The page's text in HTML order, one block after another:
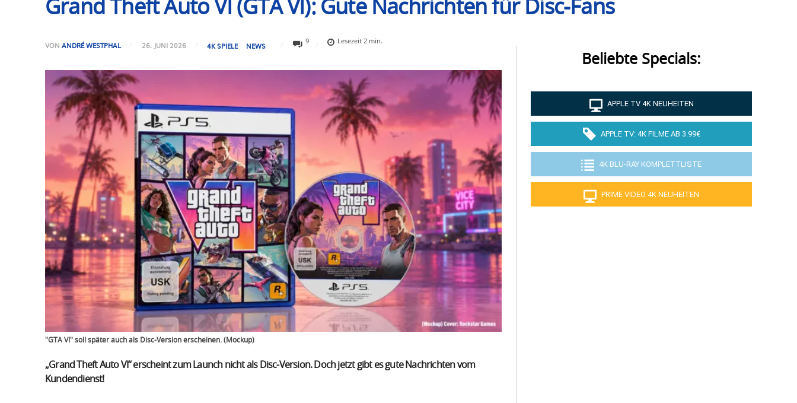
Grand Theft Auto VI (GTA VI): Gute Nachrichten für Disc-Fans
VON ANDRÉ WESTPHAL 26. JUNI 2026 4K SPIELE NEWS
9 Lesezeit2 min.
"GTA VI" soll später auch als Disc-Version erscheinen. (Mockup)
„Grand Theft Auto VI“ erscheint zum Launch nicht als Disc-Version. Doch jetzt gibt es gute Nachrichten vom
Kundendienst!
Beliebte Specials:
APPLE TV 4K NEUHEITEN
APPLE TV: 4K FILME AB 3.99€
4K BLU-RAY KOMPLETTLISTE
PRIME VIDEO 4K NEUHEITEN